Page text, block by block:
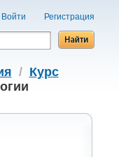
Войти Регистрация
/ Курс